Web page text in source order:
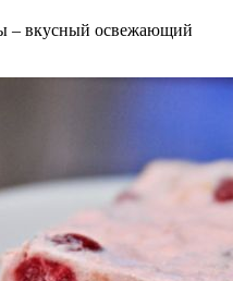
– вкусный освежающий